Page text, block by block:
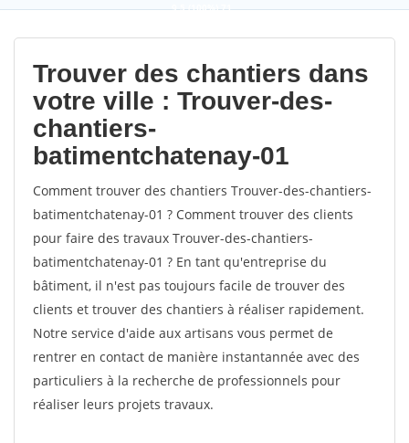
9,5(100%)71
votes
Trouver des chantiers dans
votre ville : Trouver-des-
chantiers-
batimentchatenay-01
Comment trouver des chantiers Trouver-des-chantiers-
batimentchatenay-01 ? Comment trouver des clients
pour faire des travaux Trouver-des-chantiers-
batimentchatenay-01 ? En tant qu'entreprise du
bâtiment, il n'est pas toujours facile de trouver des
clients et trouver des chantiers à réaliser rapidement.
Notre service d'aide aux artisans vous permet de
rentrer en contact de manière instantannée avec des
particuliers à la recherche de professionnels pour
réaliser leurs projets travaux.